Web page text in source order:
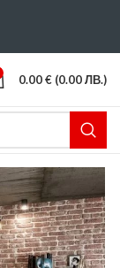
0.00€ (0.00 ЛВ.)